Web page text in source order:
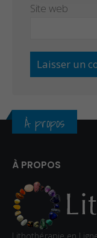
Site web
À propos
À PROPOS
Lithothérapie en